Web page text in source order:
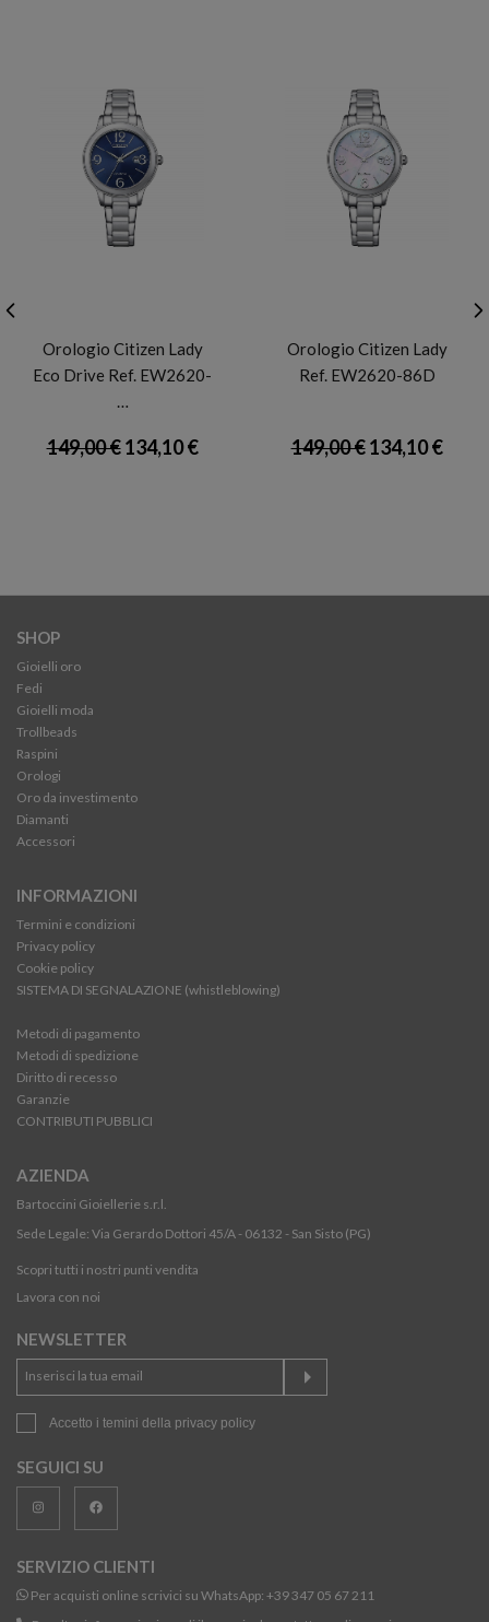
Orologio Citizen Lady
Eco Drive Ref. EW2620-
…
149,00 €134,10 €
Orologio Citizen Lady
Ref. EW2620-86D
149,00 €134,10 €
SHOP
Gioielli oro
Fedi
Gioielli moda
Trollbeads
Raspini
Orologi
Oro da investimento
Diamanti
Accessori
INFORMAZIONI
Termini e condizioni
Privacy policy
Cookie policy
SISTEMA DI SEGNALAZIONE (whistleblowing)
Metodi di pagamento
Metodi di spedizione
Diritto di recesso
Garanzie
CONTRIBUTI PUBBLICI
AZIENDA
Bartoccini Gioiellerie s.r.l.
Sede Legale: Via Gerardo Dottori 45/A - 06132 - San Sisto (PG)
Scopri tutti i nostri punti vendita
Lavora con noi
NEWSLETTER
Accetto i temini della privacy policy
SEGUICI SU
SERVIZIO CLIENTI
Per acquisti online scrivici su WhatsApp: +39 347 05 67 211